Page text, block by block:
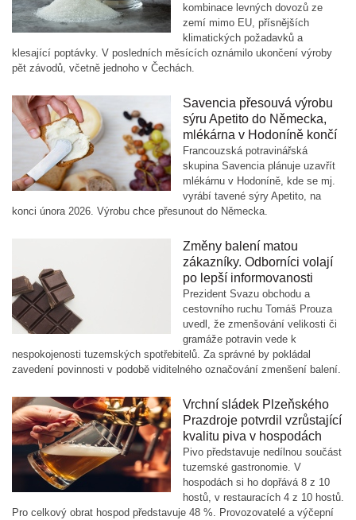
kombinace levných dovozů ze
zemí mimo EU, přísnějších
klimatických požadavků a
klesající poptávky. V posledních měsících oznámilo ukončení výroby
pět závodů, včetně jednoho v Čechách.
Savencia přesouvá výrobu
sýru Apetito do Německa,
mlékárna v Hodoníně končí
Francouzská potravinářská
skupina Savencia plánuje uzavřít
mlékárnu v Hodoníně, kde se mj.
vyrábí tavené sýry Apetito, na
konci února 2026. Výrobu chce přesunout do Německa.
Změny balení matou
zákazníky. Odborníci volají
po lepší informovanosti
Prezident Svazu obchodu a
cestovního ruchu Tomáš Prouza
uvedl, že zmenšování velikosti či
gramáže potravin vede k
nespokojenosti tuzemských spotřebitelů. Za správné by pokládal
zavedení povinnosti v podobě viditelného označování zmenšení balení.
Vrchní sládek Plzeňského
Prazdroje potvrdil vzrůstající
kvalitu piva v hospodách
Pivo představuje nedílnou součást
tuzemské gastronomie. V
hospodách si ho dopřává 8 z 10
hostů, v restauracích 4 z 10 hostů.
Pro celkový obrat hospod představuje 48 %. Provozovatelé a výčepní